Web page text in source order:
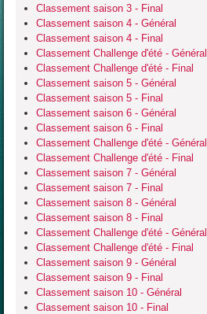
Classement saison 3 - Final
Classement saison 4 - Général
Classement saison 4 - Final
Classement Challenge d'été - Général
Classement Challenge d'été - Final
Classement saison 5 - Général
Classement saison 5 - Final
Classement saison 6 - Général
Classement saison 6 - Final
Classement Challenge d'été - Général
Classement Challenge d'été - Final
Classement saison 7 - Général
Classement saison 7 - Final
Classement saison 8 - Général
Classement saison 8 - Final
Classement Challenge d'été - Général
Classement Challenge d'été - Final
Classement saison 9 - Général
Classement saison 9 - Final
Classement saison 10 - Général
Classement saison 10 - Final